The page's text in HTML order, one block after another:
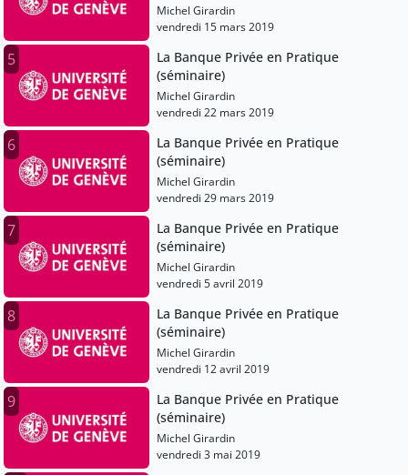
Michel Girardin
vendredi 15 mars 2019
5
La Banque Privée en Pratique
(séminaire)
Michel Girardin
vendredi 22 mars 2019
6
La Banque Privée en Pratique
(séminaire)
Michel Girardin
vendredi 29 mars 2019
7
La Banque Privée en Pratique
(séminaire)
Michel Girardin
vendredi 5 avril 2019
8
La Banque Privée en Pratique
(séminaire)
Michel Girardin
vendredi 12 avril 2019
9
La Banque Privée en Pratique
(séminaire)
Michel Girardin
vendredi 3 mai 2019